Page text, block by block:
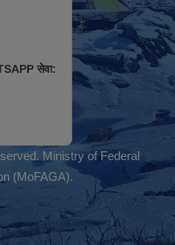
सेवा:
Ministry of Federal
(MoFAGA).